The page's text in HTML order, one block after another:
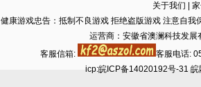
关于我们 |
健康游戏忠告：抵制不良游戏 拒绝盗版游戏 注意自
运营商：安徽省澳澜科技发
客服信箱:
客服电话:
icp:皖ICP备14020192号-31 皖